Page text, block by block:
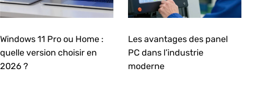
Windows 11 Pro ou Home :
quelle version choisir en
2026 ?
Les avantages des panel
PC dans l’industrie
moderne